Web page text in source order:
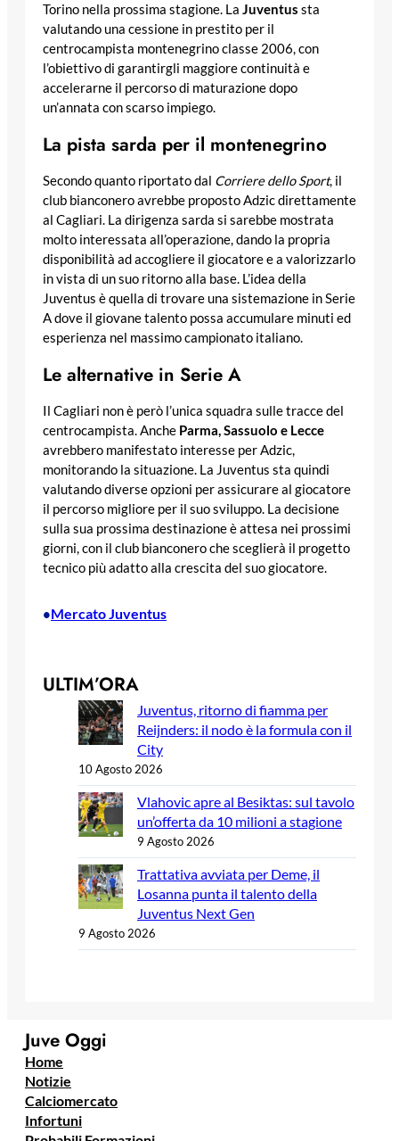
Torino nella prossima stagione. La Juventus sta
valutando una cessione in prestito per il
centrocampista montenegrino classe 2006, con
l’obiettivo di garantirgli maggiore continuità e
accelerarne il percorso di maturazione dopo
un’annata con scarso impiego.
La pista sarda per il montenegrino
Secondo quanto riportato dal Corriere dello Sport, il
club bianconero avrebbe proposto Adzic direttamente
al Cagliari. La dirigenza sarda si sarebbe mostrata
molto interessata all’operazione, dando la propria
disponibilità ad accogliere il giocatore e a valorizzarlo
in vista di un suo ritorno alla base. L’idea della
Juventus è quella di trovare una sistemazione in Serie
A dove il giovane talento possa accumulare minuti ed
esperienza nel massimo campionato italiano.
Le alternative in Serie A
Il Cagliari non è però l’unica squadra sulle tracce del
centrocampista. Anche Parma, Sassuolo e Lecce
avrebbero manifestato interesse per Adzic,
monitorando la situazione. La Juventus sta quindi
valutando diverse opzioni per assicurare al giocatore
il percorso migliore per il suo sviluppo. La decisione
sulla sua prossima destinazione è attesa nei prossimi
giorni, con il club bianconero che sceglierà il progetto
tecnico più adatto alla crescita del suo giocatore.
•Mercato Juventus
ULTIM’ORA
Juventus, ritorno di fiamma per
Reijnders: il nodo è la formula con il
City
10 Agosto 2026
Vlahovic apre al Besiktas: sul tavolo
un’offerta da 10 milioni a stagione
9 Agosto 2026
Trattativa avviata per Deme, il
Losanna punta il talento della
Juventus Next Gen
9 Agosto 2026
Juve Oggi
Home
Notizie
Calciomercato
Infortuni